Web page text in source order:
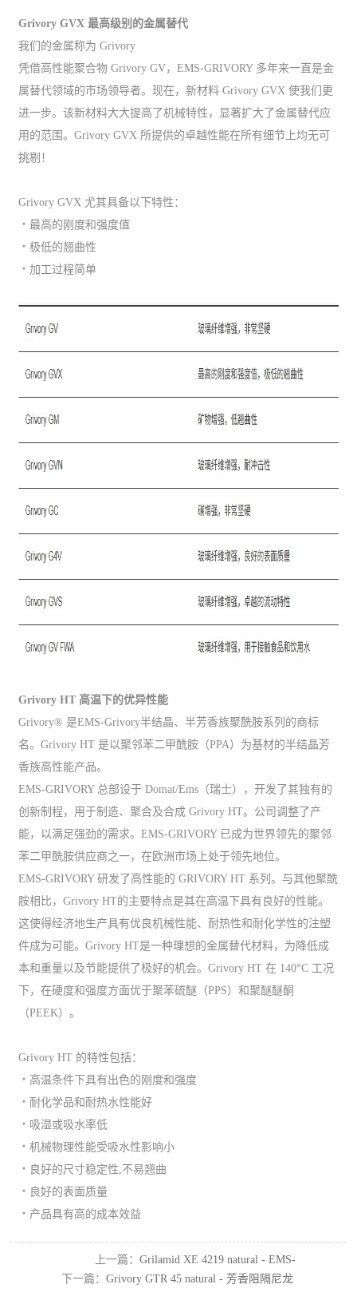
Grivory GVX 最高级别的金属替代
我们的金属称为 Grivory
凭借高性能聚合物 Grivory GV，EMS-GRIVORY 多年来一直是金
属替代领域的市场领导者。现在，新材料 Grivory GVX 使我们更
进一步。该新材料大大提高了机械特性，显著扩大了金属替代应
用的范围。Grivory GVX 所提供的卓越性能在所有细节上均无可
挑剔！
Grivory GVX 尤其具备以下特性：
﹡最高的刚度和强度值
﹡极低的翘曲性
﹡加工过程简单
Grivory HT 高温下的优异性能
Grivory® 是EMS-Grivory半结晶、半芳香族聚酰胺系列的商标
名。Grivory HT 是以聚邻苯二甲酰胺（PPA）为基材的半结晶芳
香族高性能产品。
EMS-GRIVORY 总部设于 Domat/Ems（瑞士），开发了其独有的
创新制程，用于制造、聚合及合成 Grivory HT。公司调整了产
能，以满足强劲的需求。EMS-GRIVORY 已成为世界领先的聚邻
苯二甲酰胺供应商之一，在欧洲市场上处于领先地位。
EMS-GRIVORY 研发了高性能的 GRIVORY HT 系列。与其他聚酰
胺相比，Grivory HT的主要特点是其在高温下具有良好的性能。
这使得经济地生产具有优良机械性能、耐热性和耐化学性的注塑
件成为可能。Grivory HT是一种理想的金属替代材料，为降低成
本和重量以及节能提供了极好的机会。Grivory HT 在 140°C 工况
下，在硬度和强度方面优于聚苯硫醚（PPS）和聚醚醚酮
（PEEK）。
Grivory HT 的特性包括：
﹡高温条件下具有出色的刚度和强度
﹡耐化学品和耐热水性能好
﹡吸湿或吸水率低
﹡机械物理性能受吸水性影响小
﹡良好的尺寸稳定性,不易翘曲
﹡良好的表面质量
﹡产品具有高的成本效益
上一篇：Grilamid XE 4219 natural - EMS-
GRIVORY PA12
下一篇： Grivory GTR 45 natural - 芳香阻隔尼龙